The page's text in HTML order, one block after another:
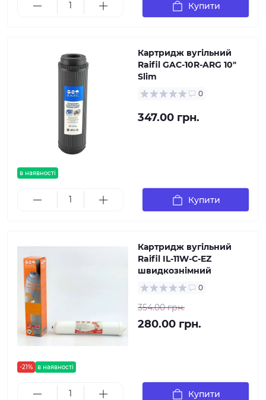
Купити
в наявності
Картридж вугільний
Raifil GAC-10R-ARG 10"
Slim
0
347.00 грн.
Купити
-21% в наявності
Картридж вугільний
Raifil IL-11W-C-EZ
швидкознімний
0
354.00 грн.
280.00 грн.
Купити